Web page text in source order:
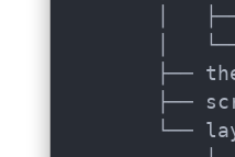
│
│
├──
├──
└──